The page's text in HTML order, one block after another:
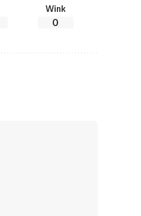
Wink
0